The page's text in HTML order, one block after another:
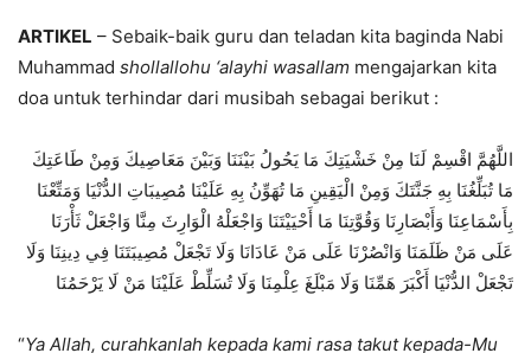
ARTIKEL – Sebaik-baik guru dan teladan kita baginda Nabi
Muhammad shollallohu ‘alayhi wasallam mengajarkan kita
doa untuk terhindar dari musibah sebagai berikut :
اللَّهُمَّ اقْسِمْ لَنَا مِنْ خَشْيَتِكَ مَا يَحُولُ بَيْنَنَا وَبَيْنَ مَعَاصِيكَ وَمِنْ طَاعَتِكَ
مَا تُبَلِّغُنَا بِهِ جَنَّتَكَ وَمِنْ الْيَقِينِ مَا تُهَوِّنُ بِهِ عَلَيْنَا مُصِيبَاتِ الدُّنْيَا وَمَتِّعْنَا
بِأَسْمَاعِنَا وَأَبْصَارِنَا وَقُوَّتِنَا مَا أَحْيَيْتَنَا وَاجْعَلْهُ الْوَارِثَ مِنَّا وَاجْعَلْ ثَأْرَنَا
عَلَى مَنْ ظَلَمَنَا وَانْصُرْنَا عَلَى مَنْ عَادَانَا وَلَا تَجْعَلْ مُصِيبَتَنَا فِي دِينِنَا وَلَا
تَجْعَلْ الدُّنْيَا أَكْبَرَ هَمِّنَا وَلَا مَبْلَغَ عِلْمِنَا وَلَا تُسَلِّطْ عَلَيْنَا مَنْ لَا يَرْحَمُنَا
“Ya Allah, curahkanlah kepada kami rasa takut kepada-Mu